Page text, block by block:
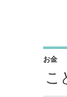
こ
お金